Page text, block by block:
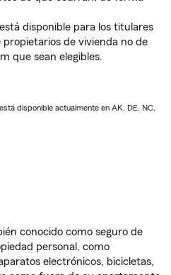
disponible para los titulares
propietarios de vivienda no de
que sean elegibles.
disponible actualmente en AK, DE, NC,
conocido como seguro de
personal, como
electrónicos, bicicletas,